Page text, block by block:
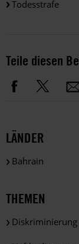
Todesstrafe
Teile diesen
LÄNDER
Bahrain
THEMEN
Diskriminierung